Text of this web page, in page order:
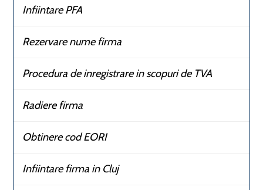
Infiintare PFA
Rezervare nume firma
Procedura de inregistrare in scopuri de TVA
Radiere firma
Obtinere cod EORI
Infiintare firma in Cluj